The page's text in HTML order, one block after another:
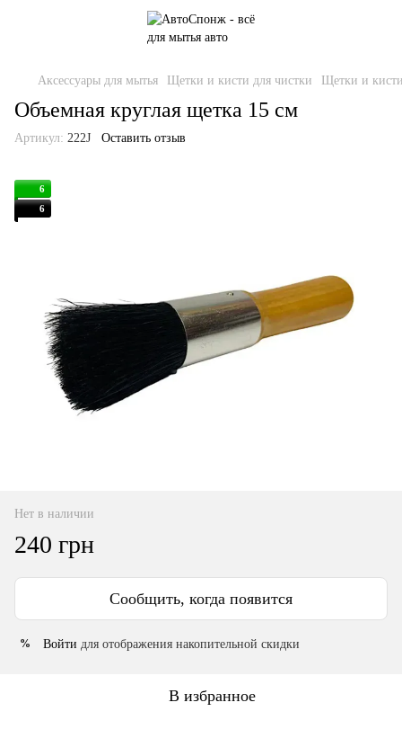
Аксессуары для мытья Щетки и кисти для чистки Щетки и
Объемная круглая щетка 15 см
Артикул: 222J Оставить отзыв
6
6
Нет в наличии
240 грн
Сообщить, когда появится
% Войти для отображения накопительной скидки
В избранное